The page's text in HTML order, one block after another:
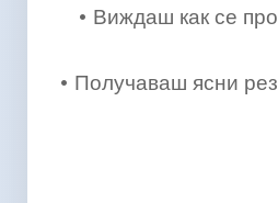
• Виждаш как се
• Получаваш ясни